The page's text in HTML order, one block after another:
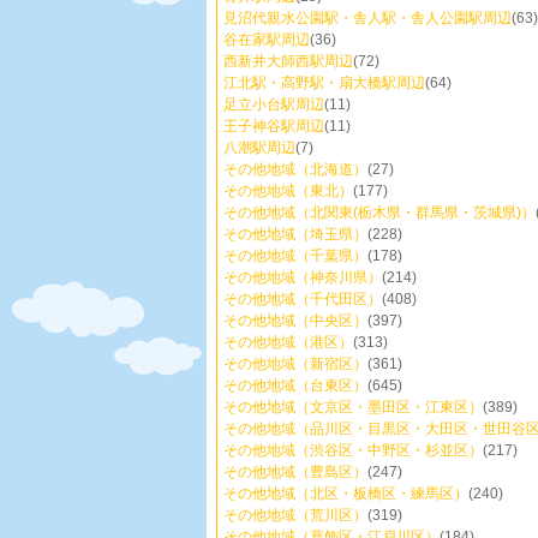
見沼代親水公園駅・舎人駅・舎人公園駅周辺(63)
谷在家駅周辺(36)
西新井大師西駅周辺(72)
江北駅・高野駅・扇大橋駅周辺(64)
足立小台駅周辺(11)
王子神谷駅周辺(11)
八潮駅周辺(7)
その他地域（北海道） (27)
その他地域（東北） (177)
その他地域（北関東(栃木県・群馬県・茨城県)）
その他地域（埼玉県） (228)
その他地域（千葉県） (178)
その他地域（神奈川県） (214)
その他地域（千代田区） (408)
その他地域（中央区） (397)
その他地域（港区） (313)
その他地域（新宿区） (361)
その他地域（台東区） (645)
その他地域（文京区・墨田区・江東区） (389)
その他地域（品川区・目黒区・大田区・世田谷
その他地域（渋谷区・中野区・杉並区） (217)
その他地域（豊島区） (247)
その他地域（北区・板橋区・練馬区） (240)
その他地域（荒川区） (319)